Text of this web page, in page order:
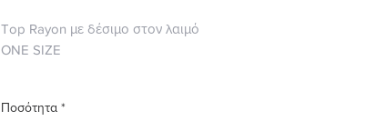
Top Rayon με δέσιμο στον λαιμό
ONE SIZE
Ποσότητα *